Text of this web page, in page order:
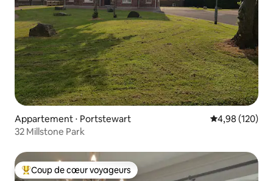
Appartement ⋅ Portstewart Évaluation
4,98 (120)
32 Millstone Park
Coups de cœur voyageurs les plus appréciés
Coup de cœur voyageurs